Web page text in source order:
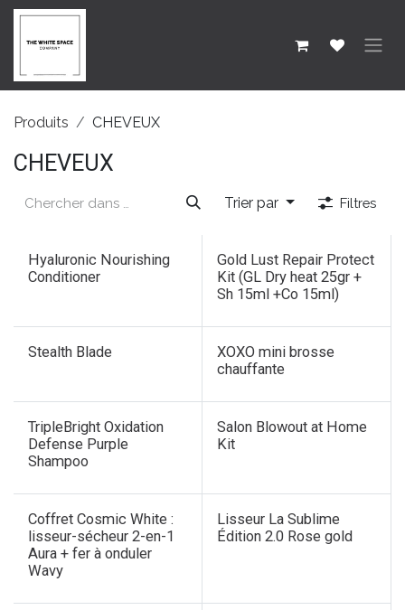
SE RENDRE AU CONTENU
Produits CHEVEUX
CHEVEUX
Trier par Filtres
Nouveau !
Hyaluronic Nourishing
Conditioner
Gold Lust Repair Protect
Kit (GL Dry heat 25gr +
Sh 15ml +Co 15ml)
Stealth Blade Nouveau !
XOXO mini brosse
chauffante
TripleBright Oxidation
Defense Purple
Shampoo
Salon Blowout at Home
Kit
Coffret Cosmic White :
lisseur-sécheur 2-en-1
Aura + fer à onduler
Wavy
Lisseur La Sublime
Édition 2.0 Rose gold